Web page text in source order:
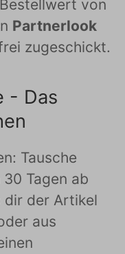
von
Partnerlook
zugeschickt.
- Das
Tausche
Tagen ab
dir der Artikel
aus